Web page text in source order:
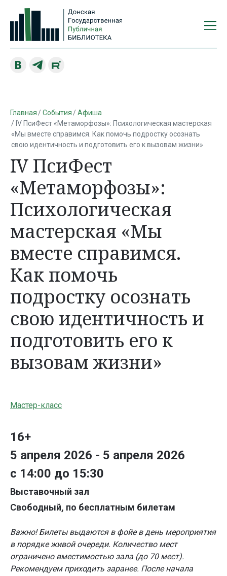
Главная События
Афиша
IV ПсиФест «Метаморфозы»: Психологическая мастерская
«Мы вместе справимся. Как помочь подростку осознать
свою идентичность и подготовить его к вызовам жизни»
IV ПсиФест
«Метаморфозы»:
Психологическая
мастерская «Мы
вместе справимся.
Как помочь
подростку осознать
свою идентичность и
подготовить его к
вызовам жизни»
Мастер-класс
16+
5 апреля 2026 - 5 апреля 2026
с 14:00 до 15:30
Выставочный зал
Свободный, по бесплатным билетам
Важно! Билеты выдаются в фойе в день мероприятия
в порядке живой очереди. Количество мест
ограничено вместимостью зала (до 70 мест).
Рекомендуем приходить заранее. После начала